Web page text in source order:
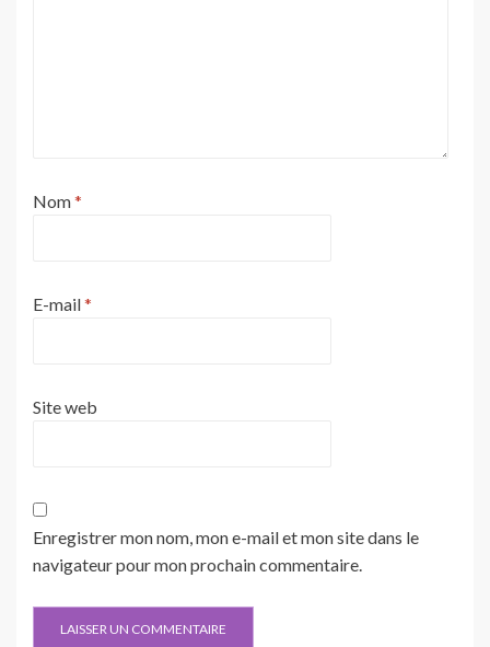
Nom*
E-mail*
Site web
Enregistrer mon nom, mon e-mail et mon site dans le
navigateur pour mon prochain commentaire.